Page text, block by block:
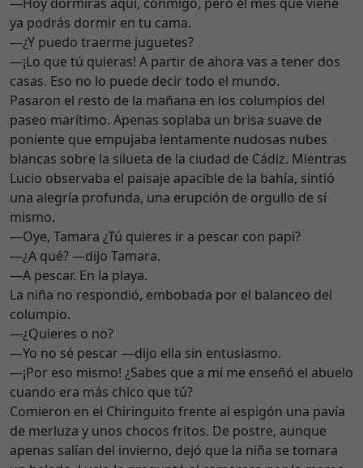
ya podrás dormir en tu cama.
—¿Y puedo traerme juguetes?
—¡Lo que tú quieras! A partir de ahora vas a tener dos
casas. Eso no lo puede decir todo el mundo.
Pasaron el resto de la mañana en los columpios del
paseo marítimo. Apenas soplaba un brisa suave de
poniente que empujaba lentamente nudosas nubes
blancas sobre la silueta de la ciudad de Cádiz. Mientras
Lucio observaba el paisaje apacible de la bahía, sintió
una alegría profunda, una erupción de orgullo de sí
mismo.
—Oye, Tamara ¿Tú quieres ir a pescar con papi?
—¿A qué? —dijo Tamara.
—A pescar. En la playa.
La niña no respondió, embobada por el balanceo del
columpio.
—¿Quieres o no?
—Yo no sé pescar —dijo ella sin entusiasmo.
—¡Por eso mismo! ¿Sabes que a mí me enseñó el abuelo
cuando era más chico que tú?
Comieron en el Chiringuito frente al espigón una pavía
de merluza y unos chocos fritos. De postre, aunque
apenas salían del invierno, dejó que la niña se tomara